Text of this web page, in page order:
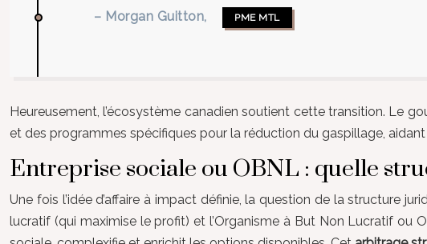
– Morgan Guitton, PME MTL
Heureusement, l’écosystème canadien soutient cette transition. Le
et des programmes spécifiques pour la réduction du gaspillage,
Entreprise sociale ou OBNL : quelle
Une fois l’idée d’affaire à impact définie, la question de la structure
lucratif (qui maximise le profit) et l’Organisme à But Non Lucratif ou